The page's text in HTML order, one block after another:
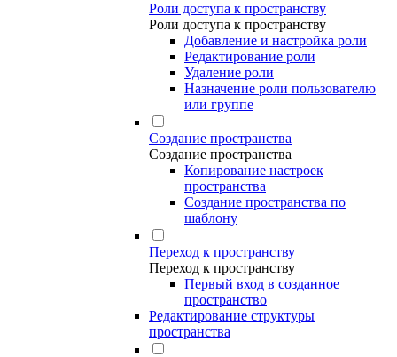
Роли доступа к пространству
Роли доступа к пространству
Добавление и настройка роли
Редактирование роли
Удаление роли
Назначение роли пользователю
или группе
Создание пространства
Создание пространства
Копирование настроек
пространства
Создание пространства по
шаблону
Переход к пространству
Переход к пространству
Первый вход в созданное
пространство
Редактирование структуры
пространства